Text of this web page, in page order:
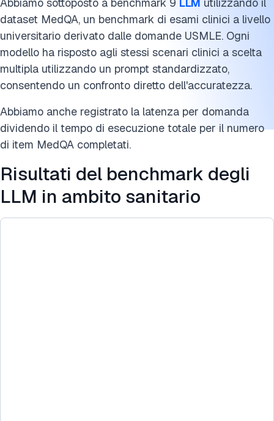
dataset MedQA, un benchmark di esami clinici a livello
universitario derivato dalle domande USMLE. Ogni
modello ha risposto agli stessi scenari clinici a scelta
multipla utilizzando un prompt standardizzato,
consentendo un confronto diretto dell'accuratezza.
Abbiamo anche registrato la latenza per domanda
dividendo il tempo di esecuzione totale per il numero
di item MedQA completati.
Risultati del benchmark degli
LLM in ambito sanitario
Cita questa ricerca